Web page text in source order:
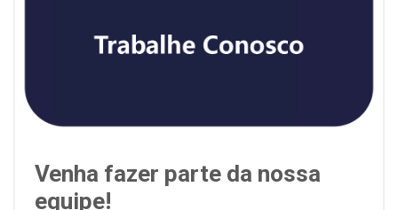
Venha fazer parte da nossa
equipe!